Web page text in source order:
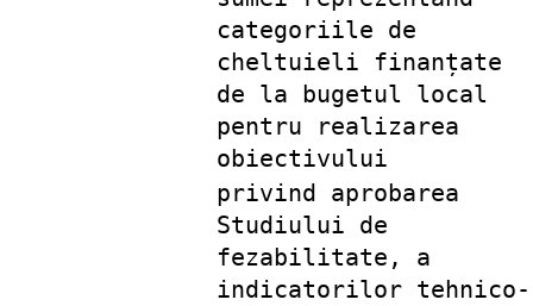
categoriile de
cheltuieli finanțate
de la bugetul local
pentru realizarea
obiectivului
privind aprobarea
Studiului de
fezabilitate, a
indicatorilor tehnico-